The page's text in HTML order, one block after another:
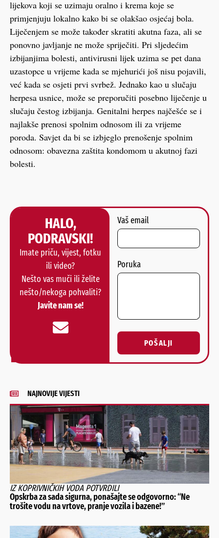
lijekova koji se uzimaju oralno i krema koje se
primjenjuju lokalno kako bi se olakšao osjećaj bola.
Liječenjem se može također skratiti akutna faza, ali se
ponovno javljanje ne može spriječiti. Pri sljedećim
izbijanjima bolesti, antivirusni lijek uzima se pet dana
uzastopce u vrijeme kada se mjehurići još nisu pojavili,
već kada se osjeti prvi svrbež. Jednako kao u slučaju
herpesa usnice, može se preporučiti posebno liječenje u
slučaju čestog izbijanja. Genitalni herpes najčešće se i
najlakše prenosi spolnim odnosom ili za vrijeme
poroda. Savjet da bi se izbjeglo prenošenje spolnim
odnosom: obavezna zaštita kondomom u akutnoj fazi
bolesti.
HALO,
PODRAVSKI!
Imate priču, vijest, fotku
ili video?
Nešto vas muči ili želite
nešto/nekoga pohvaliti?
Javite nam se!
Vaš email
Poruka
POŠALJI
Alternative:
NAJNOVIJE VIJESTI
IZ KOPRIVNIČKIH VODA POTVRDILI
Opskrba za sada sigurna, ponašajte se odgovorno: “Ne
trošite vodu na vrtove, pranje vozila i bazene!”